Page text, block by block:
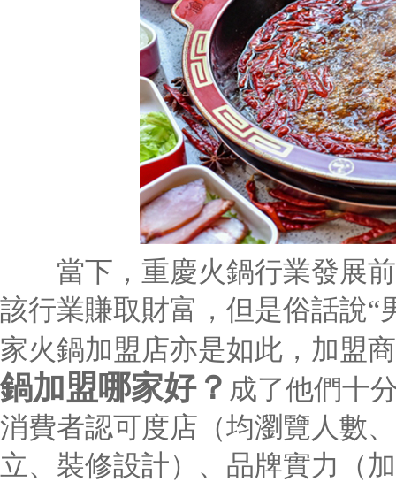
當下，重慶火鍋行業發展前
該行業賺取財富，但是俗話說“
家火鍋加盟店亦是如此，加盟
鍋加盟哪家好？ 成了他們十
消費者認可度店（均瀏覽人數
立、裝修設計）、品牌實力（